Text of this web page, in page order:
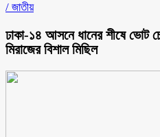
/ জাতীয়
ঢাকা-১৪ আসনে ধানের শীষে ভোট
মিরাজের বিশাল মিছিল